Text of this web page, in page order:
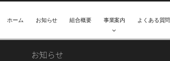
ホーム お知らせ 組合概要 事業案内 よくある質問
お知らせ